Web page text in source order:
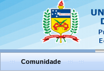
Comunidade